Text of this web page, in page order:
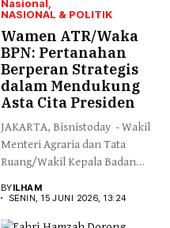
Nasional
NASIONAL & POLITIK
Wamen ATR/Waka
BPN: Pertanahan
Berperan Strategis
dalam Mendukung
Asta Cita Presiden
JAKARTA, Bisnistoday - Wakil
Menteri Agraria dan Tata
Ruang/Wakil Kepala Badan
BYILHAM
SENIN, 15 JUNI 2026, 13:24